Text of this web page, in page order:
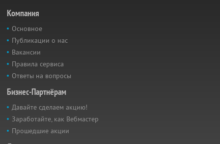
Компания
Основное
Публикации о нас
Вакансии
Правила сервиса
Ответы на вопросы
Бизнес-Партнёрам
Давайте сделаем акцию!
Заработайте, как Вебмастер
Прошедшие акции